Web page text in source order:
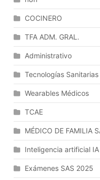
COCINERO
TFA ADM. GRAL.
Administrativo
Tecnologías Sanitarias
Wearables Médicos
TCAE
MÉDICO DE FAMILIA
Inteligencia artificial IA
Exámenes SAS 2025